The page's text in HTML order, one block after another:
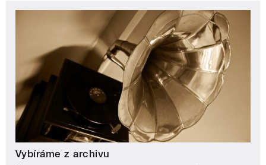
Vybíráme z archivu